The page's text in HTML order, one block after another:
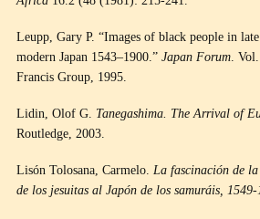
Leupp, Gary P. “Images of black people in
modern Japan 1543–1900.” Japan Forum.
Francis Group, 1995.
Lidin, Olof G. Tanegashima. The Arrival of
Routledge, 2003.
Lisón Tolosana, Carmelo. La fascinación de
de los jesuitas al Japón de los samuráis, 1549-